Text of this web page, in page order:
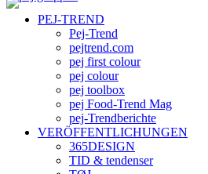
PEJ-TREND
Pej-Trend
pejtrend.com
pej first colour
pej colour
pej toolbox
pej Food-Trend Mag
pej-Trendberichte
VERÖFFENTLICHUNGEN
365DESIGN
TID & tendenser